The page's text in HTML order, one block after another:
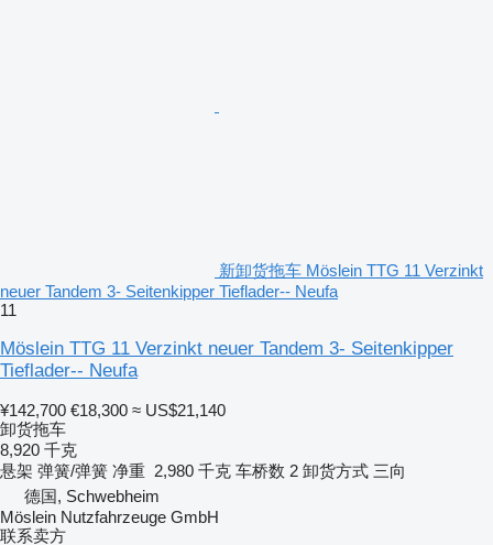
新卸货拖车 Möslein TTG 11 Verzinkt
neuer Tandem 3- Seitenkipper Tieflader-- Neufa
11
Möslein TTG 11 Verzinkt neuer Tandem 3- Seitenkipper
Tieflader-- Neufa
¥142,700 €18,300 ≈ US$21,140
卸货拖车
8,920 千克
悬架 弹簧/弹簧 净重 2,980 千克 车桥数 2 卸货方式 三向
德国, Schwebheim
Möslein Nutzfahrzeuge GmbH
联系卖方